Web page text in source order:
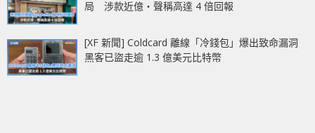
局 涉款近億‧聲稱高達 4 倍回報
[XF 新聞] Coldcard 離線「冷錢包」爆出致命漏洞
黑客已盜走逾 1.3 億美元比特幣